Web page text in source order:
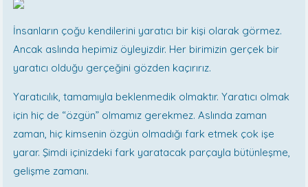
İnsanların çoğu kendilerini yaratıcı bir kişi olarak görmez.
Ancak aslında hepimiz öyleyizdir. Her birimizin gerçek bir
yaratıcı olduğu gerçeğini gözden kaçırırız.
Yaratıcılık, tamamıyla beklenmedik olmaktır. Yaratıcı olmak
için hiç de “özgün” olmamız gerekmez. Aslında zaman
zaman, hiç kimsenin özgün olmadığı fark etmek çok işe
yarar. Şimdi içinizdeki fark yaratacak parçayla bütünleşme,
gelişme zamanı.